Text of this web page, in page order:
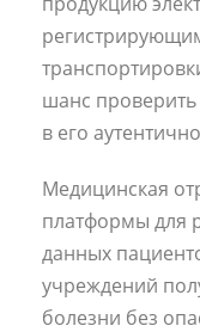
шанс проверить
в его
Медицинская
платформы для
данных
учреждений
болезни без